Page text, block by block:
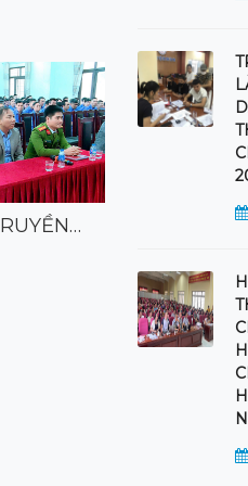
LÀM
NĂM
Hội nghị
thiệu việc
hộ nghèo,
người dân
Yên Lãng,
2025-09-11
Đọc tiếp